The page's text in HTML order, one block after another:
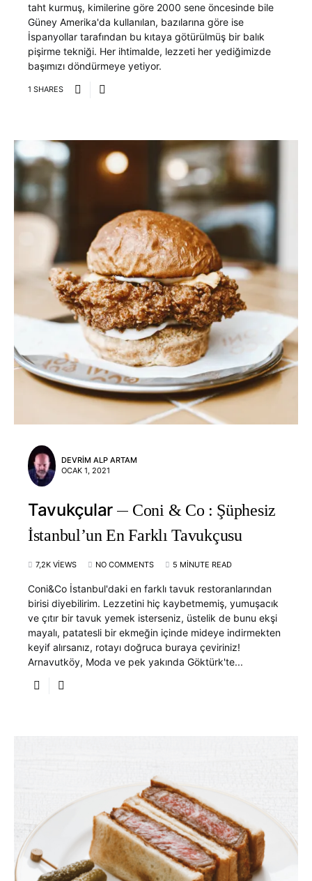
taht kurmuş, kimilerine göre 2000 sene öncesinde bile
Güney Amerika'da kullanılan, bazılarına göre ise
İspanyollar tarafından bu kıtaya götürülmüş bir balık
pişirme tekniği. Her ihtimalde, lezzeti her yediğimizde
başımızı döndürmeye yetiyor.
1 SHARES
DEVRIM ALP ARTAM
OCAK 1, 2021
Tavukçular
Coni & Co : Şüphesiz
İstanbul’un En Farklı Tavukçusu
7,2K VIEWS NO COMMENTS 5 MINUTE READ
Coni&Co İstanbul'daki en farklı tavuk restoranlarından
birisi diyebilirim. Lezzetini hiç kaybetmemiş, yumuşacık
ve çıtır bir tavuk yemek isterseniz, üstelik de bunu ekşi
mayalı, patatesli bir ekmeğin içinde mideye indirmekten
keyif alırsanız, rotayı doğruca buraya çeviriniz!
Arnavutköy, Moda ve pek yakında Göktürk'te...